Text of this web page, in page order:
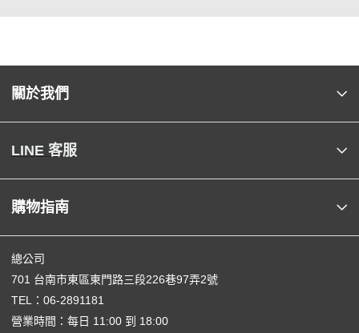
關於我們
LINE 客服
購物指南
總公司
701 台南市東區東門路三段226巷97弄2號
TEL： 06-2891181
營業時間：每日 11:00 到 18:00